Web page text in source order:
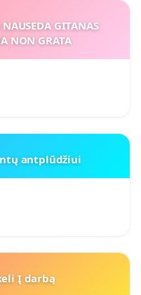
GITANAS
NON GRATA
antplūdžiui
Į darbą